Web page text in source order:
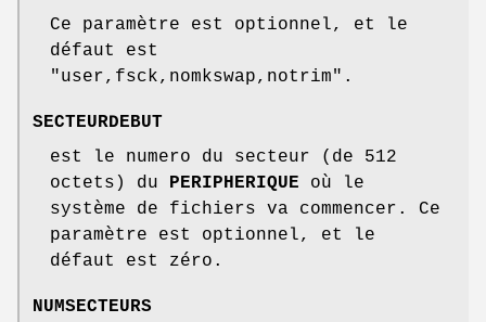
Ce paramètre est optionnel, et le
défaut est
"user,fsck,nomkswap,notrim".
SECTEURDEBUT
est le numero du secteur (de 512
octets) du PERIPHERIQUE où le
système de fichiers va commencer. Ce
paramètre est optionnel, et le
défaut est zéro.
NUMSECTEURS